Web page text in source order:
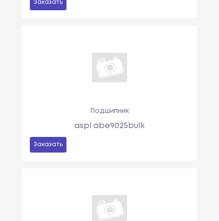
Заказать
Подшипник
aspl abe9025bulk
Заказать